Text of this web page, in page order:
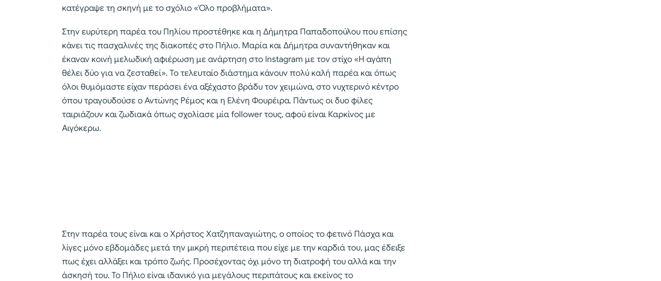
κατέγραψε τη σκηνή με το σχόλιο «Όλο προβλήματα».
Στην ευρύτερη παρέα του Πηλίου προστέθηκε και η Δήμητρα Παπαδοπούλου που επίσης
κάνει τις πασχαλινές της διακοπές στο Πήλιο. Μαρία και Δήμητρα συναντήθηκαν και
έκαναν κοινή μελωδική αφιέρωση με ανάρτηση στο Instagram με τον στίχο «Η αγάπη
θέλει δύο για να ζεσταθεί». Το τελευταίο διάστημα κάνουν πολύ καλή παρέα και όπως
όλοι θυμόμαστε είχαν περάσει ένα αξέχαστο βράδυ τον χειμώνα, στο νυχτερινό κέντρο
όπου τραγουδούσε ο Αντώνης Ρέμος και η Ελένη Φουρέιρα. Πάντως οι δυο φίλες
ταιριάζουν και ζωδιακά όπως σχολίασε μία follower τους, αφού είναι Καρκίνος με
Αιγόκερω.
Στην παρέα τους είναι και ο Χρήστος Χατζηπαναγιώτης, ο οποίος το φετινό Πάσχα και
λίγες μόνο εβδομάδες μετά την μικρή περιπέτεια που είχε με την καρδιά του, μας έδειξε
πως έχει αλλάξει και τρόπο ζωής. Προσέχοντας όχι μόνο τη διατροφή του αλλά και την
άσκησή του. Το Πήλιο είναι ιδανικό για μεγάλους περιπάτους και εκείνος το